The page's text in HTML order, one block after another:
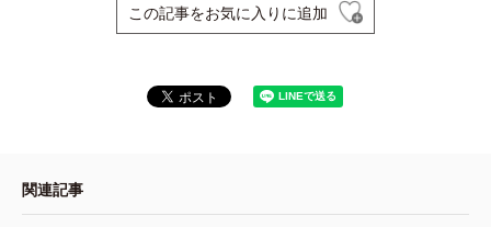
この記事をお気に入りに追加
関連記事